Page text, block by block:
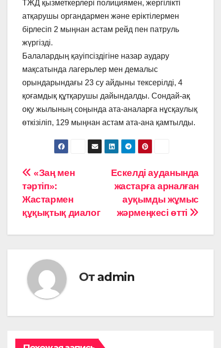
ТЖД қызметкерлері полициямен, жергілікті
атқарушы органдармен және еріктілермен
бірлесіп 2 мыңнан астам рейд пен патруль
жүргізді.
Балалардың қауіпсіздігіне назар аудару
мақсатында лагерьлер мен демалыс
орындарындағы 23 су айдыны тексерілді, 4
қоғамдық құтқарушы дайындалды. Сондай-ақ
оқу жылының соңында ата-аналарға нұсқаулық
өткізіліп, 129 мыңнан астам ата-ана қамтылды.
Навигация
по
записям
Ескелді ауданында
жастарға арналған
ауқымды жұмыс
жәрмеңкесі өтті
«Заң мен
тәртіп»:
Жастармен
құқықтық диалог
От admin